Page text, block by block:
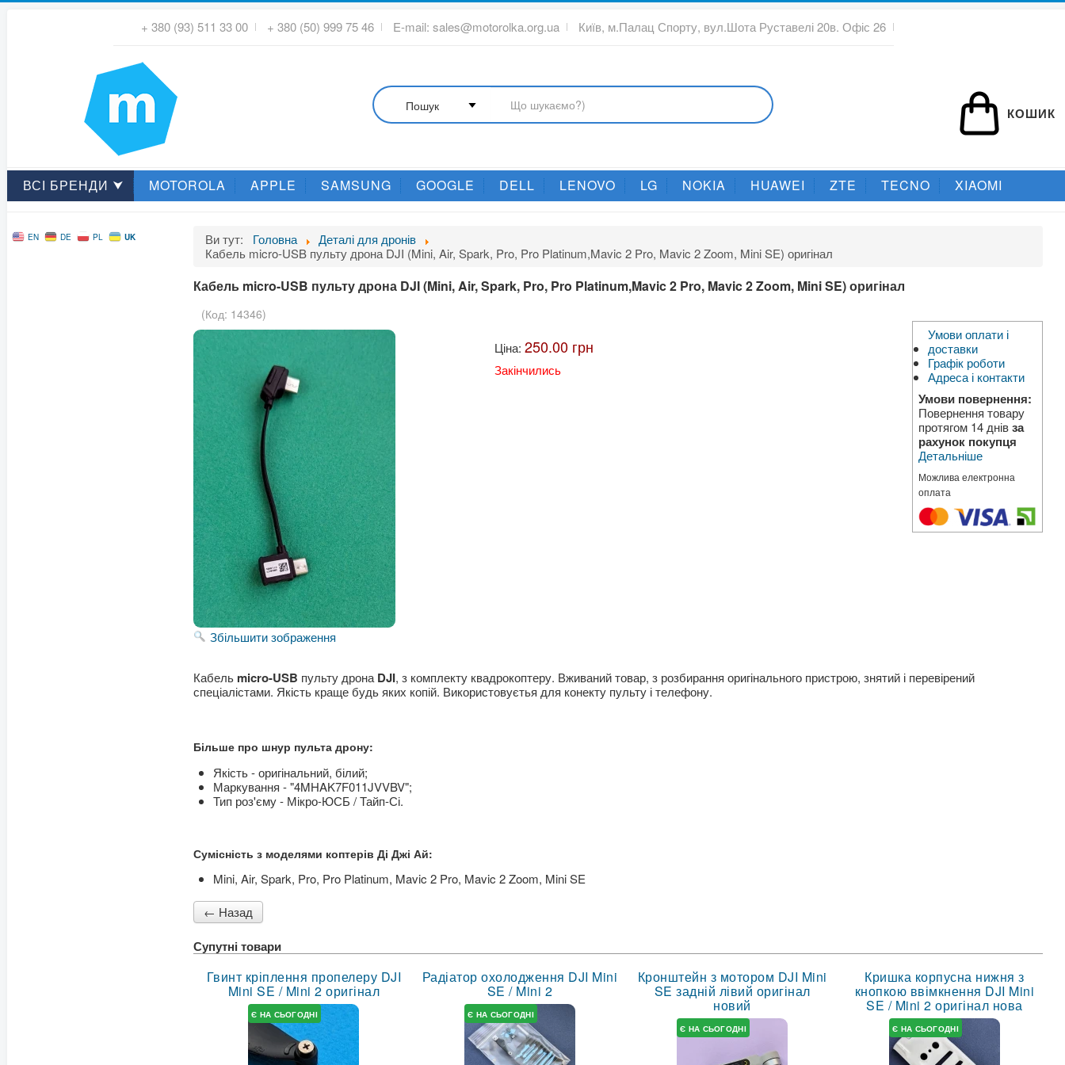
+ 380 (93) 511 33 00 + 380 (50) 999 75 46 E-mail: sales@motorolka.org.ua Київ, м.Палац Спорту, вул.Шота Руставелі 20в. Офіс 26
КОШИК
ВСІ БРЕНДИ ⮟ MOTOROLA APPLE SAMSUNG GOOGLE DELL LENOVO LG NOKIA HUAWEI ZTE TECNO XIAOMI
EN DE PL UK Ви тут: Головна
Деталі для дронів
Кабель micro-USB пульту дрона DJI (Mini, Air, Spark, Pro, Pro Platinum,Mavic 2 Pro, Mavic 2 Zoom, Mini SE) оригінал
Кабель micro-USB пульту дрона DJI (Mini, Air, Spark, Pro, Pro Platinum,Mavic 2 Pro, Mavic 2 Zoom, Mini SE) оригінал
(Код: 14346)
Збільшити зображення
Ціна:250.00 грн
Закінчились
Умови оплати і
доставки
Графік роботи
Адреса і контакти
Умови повернення:
Повернення товару
протягом 14 днівза
рахунок покупця
Детальніше
Можлива електронна
оплата
Кабель micro-USB пульту дрона DJI, з комплекту квадрокоптеру. Вживаний товар, з розбирання оригінального пристрою, знятий і перевірений
спеціалістами. Якість краще будь яких копій. Використовуєтья для конекту пульту і телефону.
Більше про шнур пульта дрону:
Якість - оригінальний, білий;
Маркування - "4MHAK7F011JVVBV";
Тип роз'єму - Мікро-ЮСБ / Тайп-Сі.
Сумісність з моделями коптерів Ді Джі Ай:
Mini, Air, Spark, Pro, Pro Platinum, Mavic 2 Pro, Mavic 2 Zoom, Mini SE
Супутні товари
Гвинт кріплення пропелеру DJI
Mini SE / Mini 2 оригінал
Є НА СЬОГОДНІ
Радіатор охолодження DJI Mini
SE / Mini 2
Є НА СЬОГОДНІ
Кронштейн з мотором DJI Mini
SE задній лівий оригінал
новий
Є НА СЬОГОДНІ
Кришка корпусна нижня з
кнопкою ввімкнення DJI Mini
SE / Mini 2 оригінал нова
Є НА СЬОГОДНІ